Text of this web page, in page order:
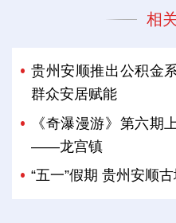
相
贵州安顺推出公积金
群众安居赋能
《奇瀑漫游》第六期
——龙宫镇
“五一”假期 贵州安顺